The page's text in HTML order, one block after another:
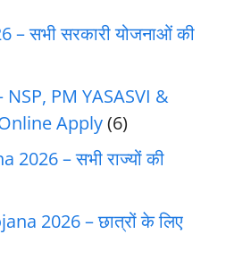
सभी सरकारी योजनाओं की
PM YASASVI &
Apply(6)
– सभी राज्यों की
2026 – छात्रों के लिए